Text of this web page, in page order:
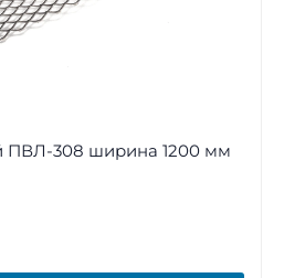
ПВЛ-308 ширина 1200 мм